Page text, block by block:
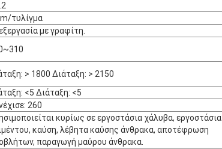
τυλίγμα
με γραφίτη.
> 1800 Διάταξη: > 2150
<5 Διάταξη: <5
260
κυρίως σε εργοστάσια χάλυβα, εργοστάσια
καύση, λέβητα καύσης άνθρακα, αποτέφρωση
παραγωγή μαύρου άνθρακα.